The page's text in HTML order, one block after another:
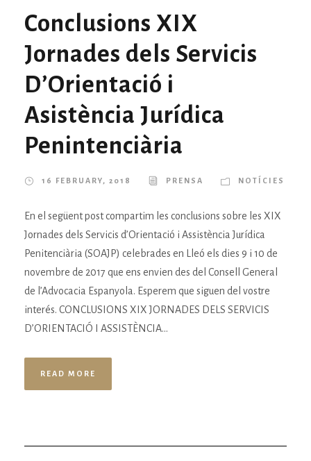
Conclusions XIX
Jornades dels Servicis
D’Orientació i
Asistència Jurídica
Penintenciària
16 FEBRUARY, 2018 PRENSA NOTÍCIES
En el següent post compartim les conclusions sobre les XIX
Jornades dels Servicis d’Orientació i Assistència Jurídica
Penitenciària (SOAJP) celebrades en Lleó els dies 9 i 10 de
novembre de 2017 que ens envien des del Consell General
de l’Advocacia Espanyola. Esperem que siguen del vostre
interés. CONCLUSIONS XIX JORNADES DELS SERVICIS
D’ORIENTACIÓ I ASSISTÈNCIA...
READ MORE